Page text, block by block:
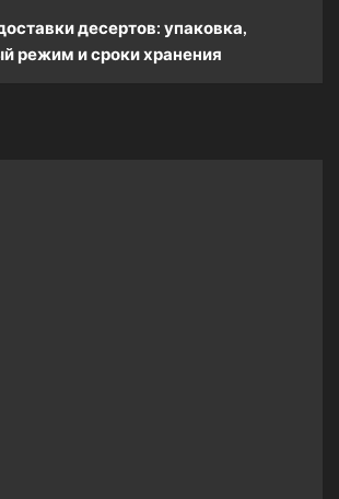
десертов: упаковка,
режим и сроки хранения